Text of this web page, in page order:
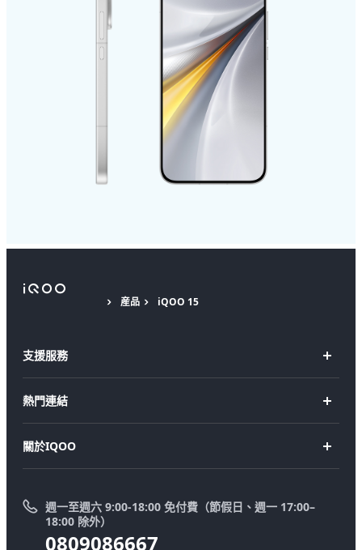
産品 iQOO 15
支援服務
服務中心
零配件價格查詢
系統升級
熱門連結
iQOO 15R
iQOO Z11
關於IQOO
新聞中心週一至週六 9:00-18:00 免付費（節假日、週一 17:00–
18:00 除外）
0809086667